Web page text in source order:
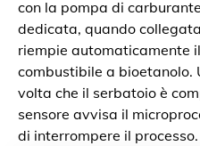
con la pompa di
dedicata, quando
riempie automaticamente
combustibile a bioetanolo.
volta che il serbatoio è
sensore avvisa il
di interrompere il processo.